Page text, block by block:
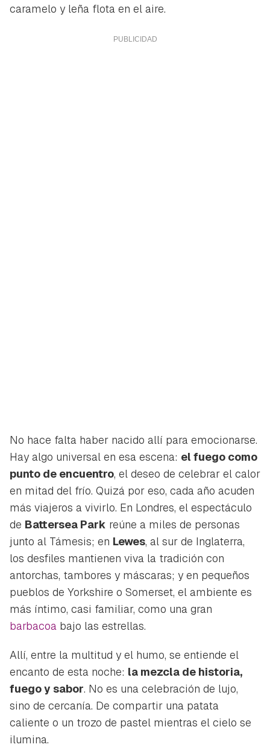
caramelo y leña flota en el aire.
No hace falta haber nacido allí para emocionarse.
Hay algo universal en esa escena: el fuego como
punto de encuentro, el deseo de celebrar el calor
en mitad del frío. Quizá por eso, cada año acuden
más viajeros a vivirlo. En Londres, el espectáculo
de Battersea Park reúne a miles de personas
junto al Támesis; en Lewes, al sur de Inglaterra,
los desfiles mantienen viva la tradición con
antorchas, tambores y máscaras; y en pequeños
pueblos de Yorkshire o Somerset, el ambiente es
más íntimo, casi familiar, como una gran
barbacoa bajo las estrellas.
Allí, entre la multitud y el humo, se entiende el
encanto de esta noche: la mezcla de historia,
fuego y sabor. No es una celebración de lujo,
sino de cercanía. De compartir una patata
caliente o un trozo de pastel mientras el cielo se
ilumina.